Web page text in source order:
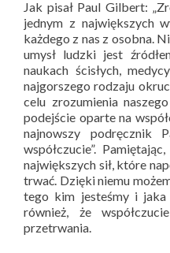
Jak pisał Paul Gilbert:
jednym z największych
każdego z nas z osobna.
umysł ludzki jest
naukach ścisłych,
najgorszego rodzaju
celu zrozumienia
podejście oparte na
najnowszy podręcznik
współczucie”.
największych sił, które
trwać. Dzięki niemu
tego kim jesteśmy i jaka
również, że
przetrwania.